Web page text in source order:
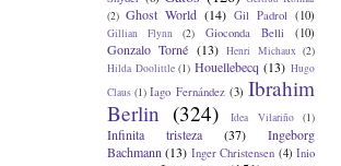
(2) Ghost World (14) Gil Padrol (10)
Gillian Flynn (2) Gioconda Belli (10)
Gonzalo Torné (13) Henri Michaux (2)
Hilda Doolittle (1) Houellebecq (13) Hugo
Claus (1) Iago Fernández (3) Ibrahim
Berlin (324) Idea Vilariño (1)
Infinita tristeza (37)
Ingeborg
Bachmann (13) Inger Christensen (4) Inio